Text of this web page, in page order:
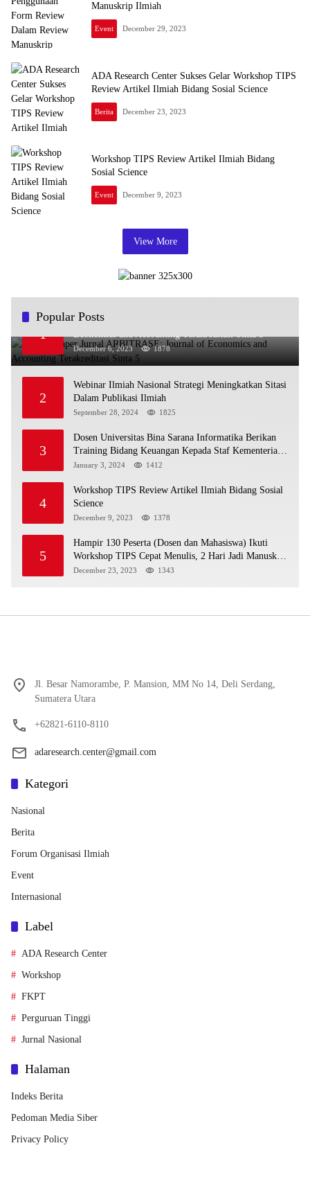
Manuskrip Ilmiah
Event December 29, 2023
ADA Research Center Sukses Gelar Workshop TIPS
Review Artikel Ilmiah Bidang Sosial Science
Berita December 23, 2023
Workshop TIPS Review Artikel Ilmiah Bidang
Sosial Science
Event December 9, 2023
View More
Popular Posts
1
Call for Paper Jurnal ARBITRASE: Journal of
Economics and Accounting Terakreditasi Sinta 5
December 6, 2023 1878
2
Webinar Ilmiah Nasional Strategi Meningkatkan Sitasi
Dalam Publikasi Ilmiah
September 28, 2024 1825
3
Dosen Universitas Bina Sarana Informatika Berikan
Training Bidang Keuangan Kepada Staf Kementerian
Transportasi dan Komunikasi Republik Demokratik
January 3, 2024 1412
4
Workshop TIPS Review Artikel Ilmiah Bidang Sosial
Science
December 9, 2023 1378
5
Hampir 130 Peserta (Dosen dan Mahasiswa) Ikuti
Workshop TIPS Cepat Menulis, 2 Hari Jadi Manuskrip
(Artikel Ilmiah)
December 23, 2023 1343
Jl. Besar Namorambe, P. Mansion, MM No 14, Deli Serdang,
Sumatera Utara
+62821-6110-8110
adaresearch.center@gmail.com
Kategori
Nasional
Berita
Forum Organisasi Ilmiah
Event
Internasional
Label
ADA Research Center
Workshop
FKPT
Perguruan Tinggi
Jurnal Nasional
Halaman
Indeks Berita
Pedoman Media Siber
Privacy Policy